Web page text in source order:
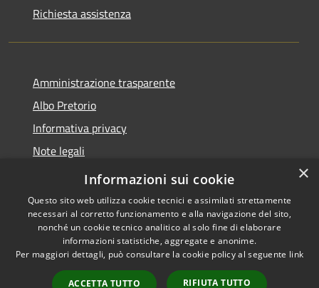
Richiesta assistenza
Amministrazione trasparente
Albo Pretorio
Informativa privacy
Note legali
Dichiarazione di accessibilità
Accessibilità
Copyright © 2026 • Comune di
Caravaggio • Powered by
Municipium• Accesso
×
Informazioni sui cookie
Questo sito web utilizza cookie tecnici e assimilati strettamente
necessari al corretto funzionamento e alla navigazione del sito,
nonché un cookie tecnico analitico al solo fine di elaborare
informazioni statistiche, aggregate e anonime.
Per maggiori dettagli, può consultare la cookie policy al seguente link
ACCETTA TUTTO RIFIUTA TUTTO